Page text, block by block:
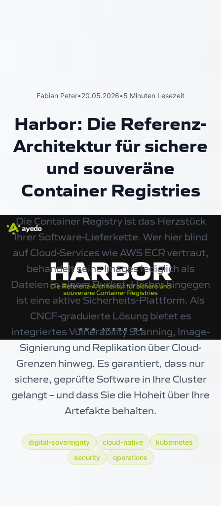
Fabian Peter•20.05.2026•5 Minuten Lesezeit
Harbor: Die Referenz-
Architektur für sichere
und souveräne
Container Registries
Die Container Registry ist das Herzstück
Ihrer Software-Lieferkette. Wer hier blind
auf Cloud-Services wie AWS ECR vertraut,
behandelt seine Images lediglich als
Dateien in einem Bucket. Harbor hingegen
ist eine aktive Sicherheits-Plattform. Als
CNCF-graduierte Lösung bietet es
integriertes Vulnerability Scanning, Image-
Signierung und Replikation über Cloud-
Grenzen hinweg. Es garantiert, dass nur
sichere, geprüfte Software in Ihre Cluster
gelangt – und dass Sie die Hoheit über Ihre
Artefakte behalten.
digital-sovereignty cloud-native
kubernetes
security
operations